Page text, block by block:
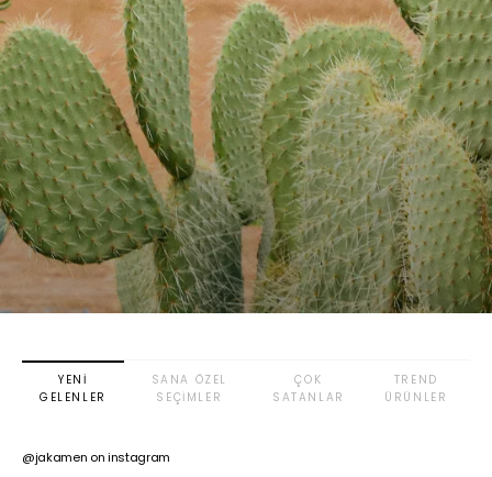
YENI
GELENLER
SANA ÖZEL
SEÇIMLER
ÇOK
SATANLAR
TREND
ÜRÜNLER
@jakamen on instagram